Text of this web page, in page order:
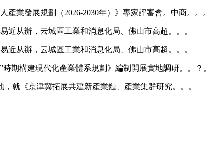
業發展規劃（2026-2030年）》專家評審會。中商。。
从辦，云城區工業和消息化局、佛山市高超。。。
从辦，云城區工業和消息化局、佛山市高超。。。
構建現代化產業體系規劃》編制開展實地調研。。？
《京津冀拓展共建新產業鏈、產業集群研究。。。